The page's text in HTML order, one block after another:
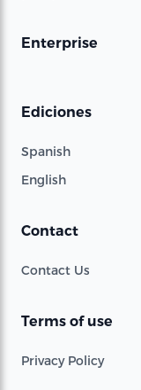
Enterprise
Ediciones
Spanish
English
Contact
Contact Us
Terms of use
Privacy Policy